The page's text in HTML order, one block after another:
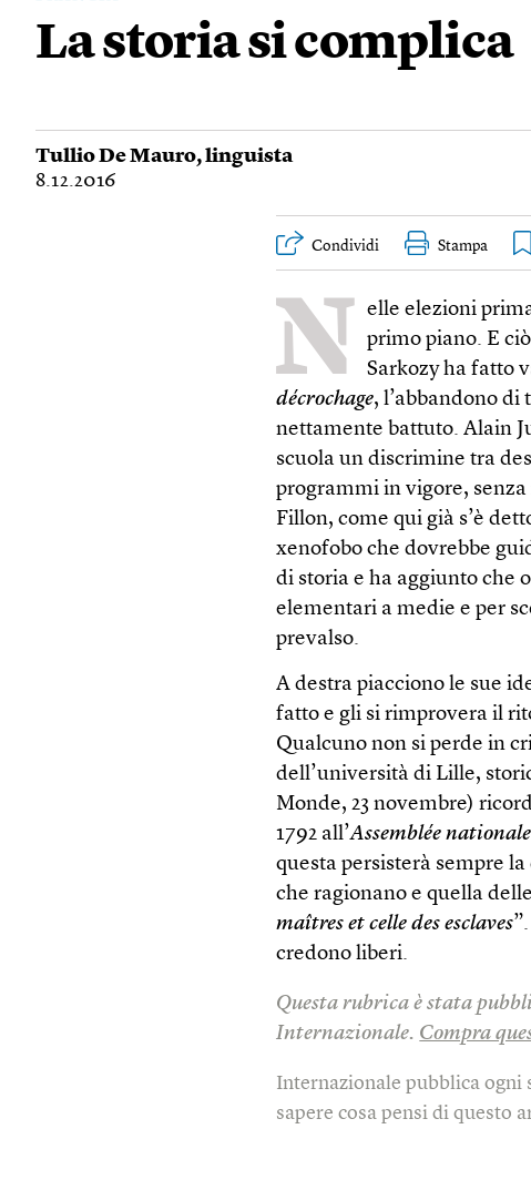
La storia si complica
Tullio De Mauro, linguista
8.12.2016
Condividi Stampa
N elle elezioni
primo piano. E
Sarkozy ha fatto
décrochage, l’abbandono
nettamente battuto. Alain
scuola un discrimine tra
programmi in vigore,
Fillon, come qui già s’è
xenofobo che dovrebbe
di storia e ha aggiunto che
elementari a medie e per
prevalso.
A destra piacciono le sue
fatto e gli si rimprovera il
Qualcuno non si perde in
dell’università di Lille,
Monde, 23 novembre)
1792 all’Assemblée
questa persisterà sempre
che ragionano e quella
maîtres et celle des esclaves
credono liberi.
Questa rubrica è stata
Internazionale. Compra
Internazionale pubblica ogni
sapere cosa pensi di questo